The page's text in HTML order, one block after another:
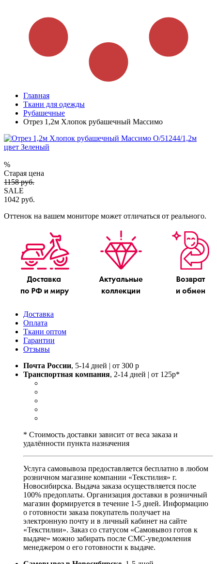
Главная
Ткани для одежды
Рубашечные
Отрез 1,2м Хлопок рубашечный Массимо
%
Старая цена
1158 руб.
SALE
1042 руб.
Оттенок на вашем мониторе может отличаться от реального.
Доставка
Оплата
Ткани оптом
Гарантии
Отзывы
Почта России, 5-14 дней | от 300 р
Транспортная компания, 2-14 дней | от 125р*
* Стоимость доставки зависит от веса заказа и
удалённости пункта назначения
Услуга самовывоза предоставляется бесплатно в любом
розничном магазине компании «Текстилия» г.
Новосибирска. Выдача заказа осуществляется после
100% предоплаты. Организация доставки в розничный
магазин формируется в течение 1-5 дней. Информацию
о готовности заказа покупатель получает на
электронную почту и в личный кабинет на сайте
«Текстилии». Заказ со статусом «Самовывоз готов к
выдаче» можно забирать после СМС-уведомления
менеджером о его готовности к выдаче.